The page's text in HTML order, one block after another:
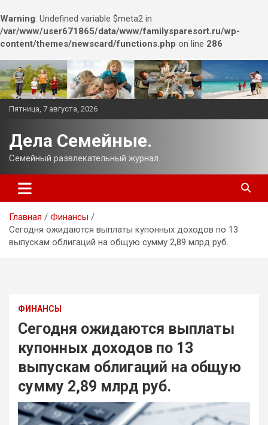
Warning: Undefined variable $meta2 in
/var/www/user671865/data/www/familysparesort.ru/wp-
content/themes/newscard/functions.php on line 286
Перейти
к
содержимому
Пятница, 7 августа, 2026
Дела Семейные.
Семейный развлекательный журнал.
Главная
Финансы
Сегодня ожидаются выплаты купонных доходов по 13
выпускам облигаций на общую сумму 2,89 млрд руб.
ФИНАНСЫ
Сегодня ожидаются выплаты
купонных доходов по 13
выпускам облигаций на общую
сумму 2,89 млрд руб.